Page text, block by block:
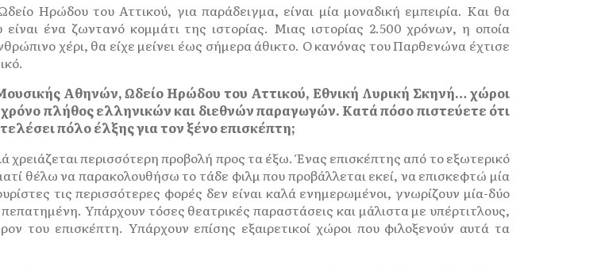
Ηρώδου του Αττικού, για παράδειγμα, είναι μία μοναδική εμπειρία. Και θα
ένα ζωντανό κομμάτι της ιστορίας. Μιας ιστορίας 2.500 χρόνων, η οποία
χέρι, θα είχε μείνει έως σήμερα άθικτο. Ο κανόνας του Παρθενώνα έχτισε
Αθηνών, Ωδείο Ηρώδου του Αττικού, Εθνική Λυρική Σκηνή… χώροι
πλήθος ελληνικών και διεθνών παραγωγών. Κατά πόσο πιστεύετε ότι
πόλο έλξης για τον ξένο επισκέπτη;
χρειάζεται περισσότερη προβολή προς τα έξω. Ένας επισκέπτης από το εξωτερικό
θέλω να παρακολουθήσω το τάδε φιλμ που προβάλλεται εκεί, να επισκεφτώ μία
τις περισσότερες φορές δεν είναι καλά ενημερωμένοι, γνωρίζουν μία-δύο
Υπάρχουν τόσες θεατρικές παραστάσεις και μάλιστα με υπέρτιτλους,
του επισκέπτη. Υπάρχουν επίσης εξαιρετικοί χώροι που φιλοξενούν αυτά τα